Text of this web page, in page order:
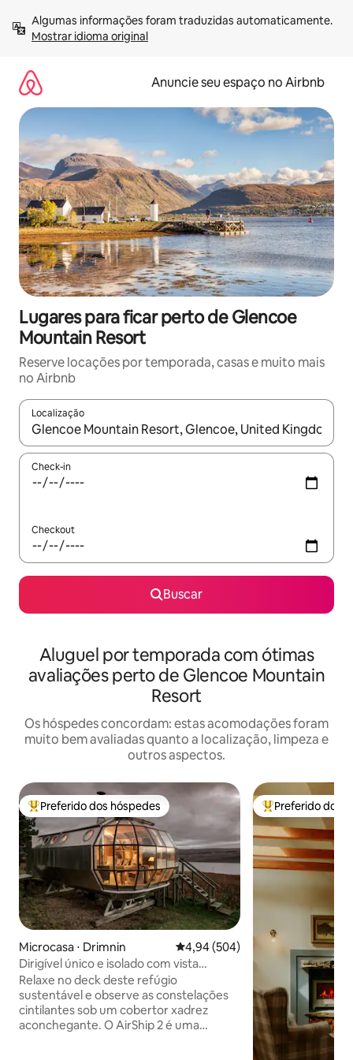
para
Mostrar idioma original
Anuncie seu espaço no Airbnb
Lugares para ficar perto de Glencoe
Mountain Resort
Reserve locações por temporada, casas e muito mais
no Airbnb
Localização
Quando os resultados estiverem disponíveis, explore-os
Check-in
Checkout
Buscar
Aluguel por temporada com ótimas
avaliações perto de Glencoe Mountain
Resort
Os hóspedes concordam: estas acomodações foram
muito bem avaliadas quanto a localização, limpeza e
outros aspectos.
Entre os melhores preferidos dos hóspedes
Preferido dos hóspedes
Microcasa ⋅ Drimnin 4,94 de uma avaliação média de
4,94 (504)
Dirigível único e isolado com vista
deslumbrante das Terras Altas
Relaxe no deck deste refúgio
sustentável e observe as constelações
cintilantes sob um cobertor xadrez
aconchegante. O AirShip 2 é uma
Entre os
Preferido dos